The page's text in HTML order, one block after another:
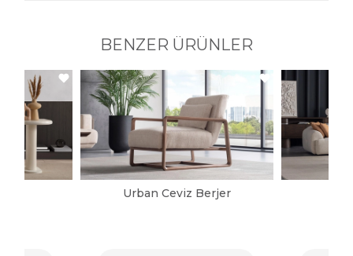
BENZER ÜRÜNLER
Urban Ceviz Berjer